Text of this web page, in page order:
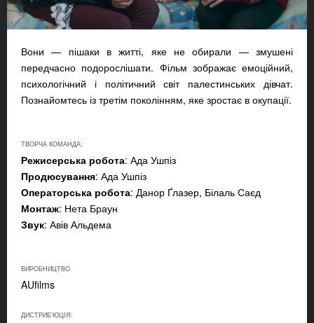
Вони — пішаки в житті, яке не обирали — змушені
передчасно подорослішати. Фільм зображає емоційний,
психологічний і політичний світ палестинських дівчат.
Познайомтесь із третім поколінням, яке зростає в окупації.
ТВОРЧА КОМАНДА:
Режисерська робота: Ада Ушпіз
Продюсування: Ада Ушпіз
Операторська робота: Данор Ґлазер, Білаль Саєд
Монтаж: Нета Браун
Звук: Авів Альдема
ВИРОБНИЦТВО
AUfilms
ДИСТРИБ'ЮЦІЯ: